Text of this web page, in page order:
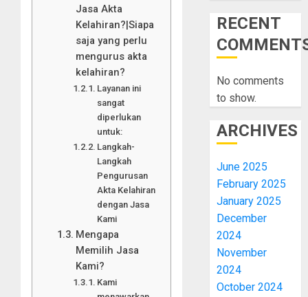
Jasa Akta
Kelahiran?|Siapa
saja yang perlu
mengurus akta
kelahiran?
Layanan ini
sangat
diperlukan
untuk:
Langkah-
Langkah
Pengurusan
Akta Kelahiran
dengan Jasa
Kami
Mengapa
Memilih Jasa
Kami?
Kami
RECENT
No comments
to show.
ARCHIVES
June 2025
February 2025
January 2025
December
2024
November
2024
October 2024